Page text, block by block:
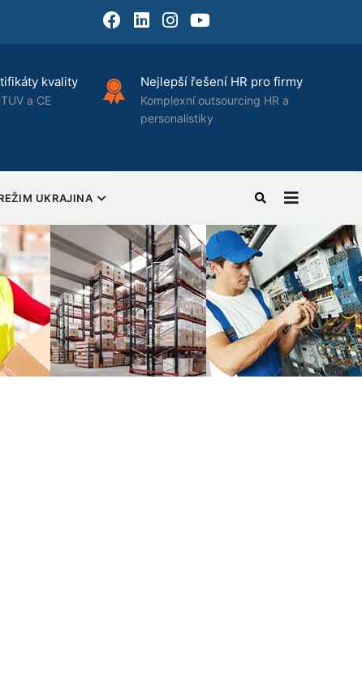
FacebookLinkedInInstagram
kvality
a CE
Nejlepší řešení HR pro firmy
Komplexní outsourcing HR a
personalistiky
UKRAJINA